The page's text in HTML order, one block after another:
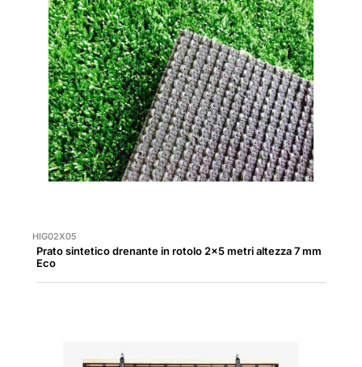
HIG02X05
Prato sintetico drenante in rotolo 2x5 metri altezza 7 mm
Eco